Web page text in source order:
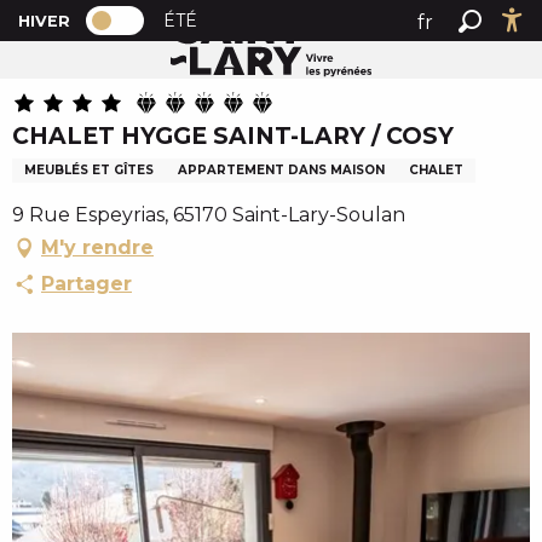
A
l
e
r
a
c
o
n
e
n
u
p
r
n
PAGE D’ACCUEIL ACTUELLE HIVER : PASSER EN MODE
HIVER PAGE D’ACCUEIL ACTUELLE HIVER :
ÉTÉ
fr
Accueil CHALET HYGGE SAINT-LARY / COSY
CHALET HYGGE SAINT-LARY / COSY
MEUBLÉS ET GÎTES APPARTEMENT DANS MAISON CHALET
9 Rue Espeyrias, 65170 Saint-Lary-Soulan
M'y rendre
Partager